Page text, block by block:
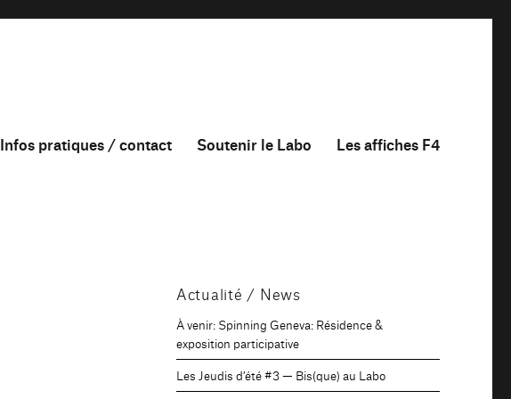
Infos pratiques / contact Soutenir le Labo Les affiches F4
Actualité / News
À venir: Spinning Geneva: Résidence &
exposition participative
Les Jeudis d’été #3 — Bis(que) au Labo